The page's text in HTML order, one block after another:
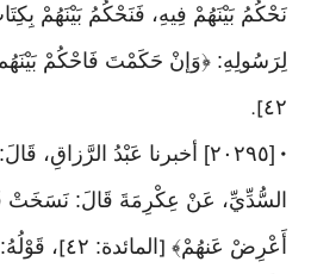
نَحْكُمُ بَيْنَهُمْ فِيهِ، فَنَحْكُمُ بَيْنَهُمْ
لِرَسُولِهِ: ﴿وَإنْ حَكَمْتَ فَاحْكُمْ
٤٢].
•
[٢٠٢٩٥] أخبرنا عَبْدُ الرَّزاقِ،
السُّدِّيِّ، عَنْ عِكْرِمَةَ قَالَ: نَسَخَتْ
أَعْرِضْ عَنهُمْ﴾ [ المائدة: ٤٢ ] ،